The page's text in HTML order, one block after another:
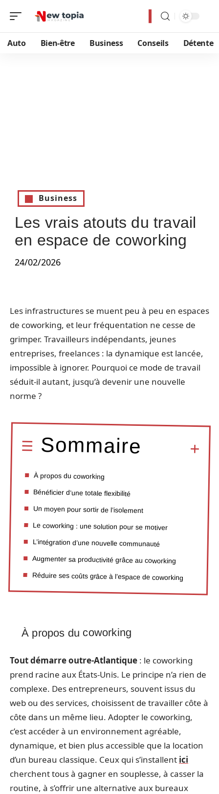
Auto Bien-être Business Conseils Détente
Business
Les vrais atouts du travail
en espace de coworking
24/02/2026
Les infrastructures se muent peu à peu en espaces
de coworking, et leur fréquentation ne cesse de
grimper. Travailleurs indépendants, jeunes
entreprises, freelances : la dynamique est lancée,
impossible à ignorer. Pourquoi ce mode de travail
séduit-il autant, jusqu’à devenir une nouvelle
norme ?
Sommaire
À propos du coworking
Bénéficier d’une totale flexibilité
Un moyen pour sortir de l’isolement
Le coworking : une solution pour se motiver
L’intégration d’une nouvelle communauté
Augmenter sa productivité grâce au coworking
Réduire ses coûts grâce à l’espace de coworking
À propos du coworking
Tout démarre outre-Atlantique : le coworking
prend racine aux États-Unis. Le principe n’a rien de
complexe. Des entrepreneurs, souvent issus du
web ou des services, choisissent de travailler côte à
côte dans un même lieu. Adopter le coworking,
c’est accéder à un environnement agréable,
dynamique, et bien plus accessible que la location
d’un bureau classique. Ceux qui s’installent ici
cherchent tous à gagner en souplesse, à casser la
routine, à s’offrir une alternative aux bureaux